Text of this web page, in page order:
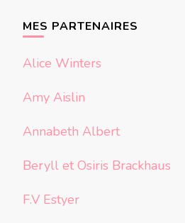
MES PARTENAIRES
Alice Winters
Amy Aislin
Annabeth Albert
Beryll et Osiris Brackhaus
F.V Estyer